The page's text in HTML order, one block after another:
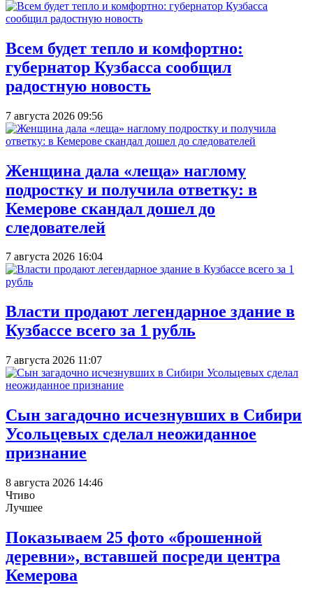
Всем будет тепло и комфортно:
губернатор Кузбасса сообщил
радостную новость
7 августа 2026 09:56
Женщина дала «леща» наглому
подростку и получила ответку: в
Кемерове скандал дошел до
следователей
7 августа 2026 16:04
Власти продают легендарное здание в
Кузбассе всего за 1 рубль
7 августа 2026 11:07
Сын загадочно исчезнувших в Сибири
Усольцевых сделал неожиданное
признание
8 августа 2026 14:46
Чтиво
Лучшее
Показываем 25 фото «брошенной
деревни», вставшей посреди центра
Кемерова